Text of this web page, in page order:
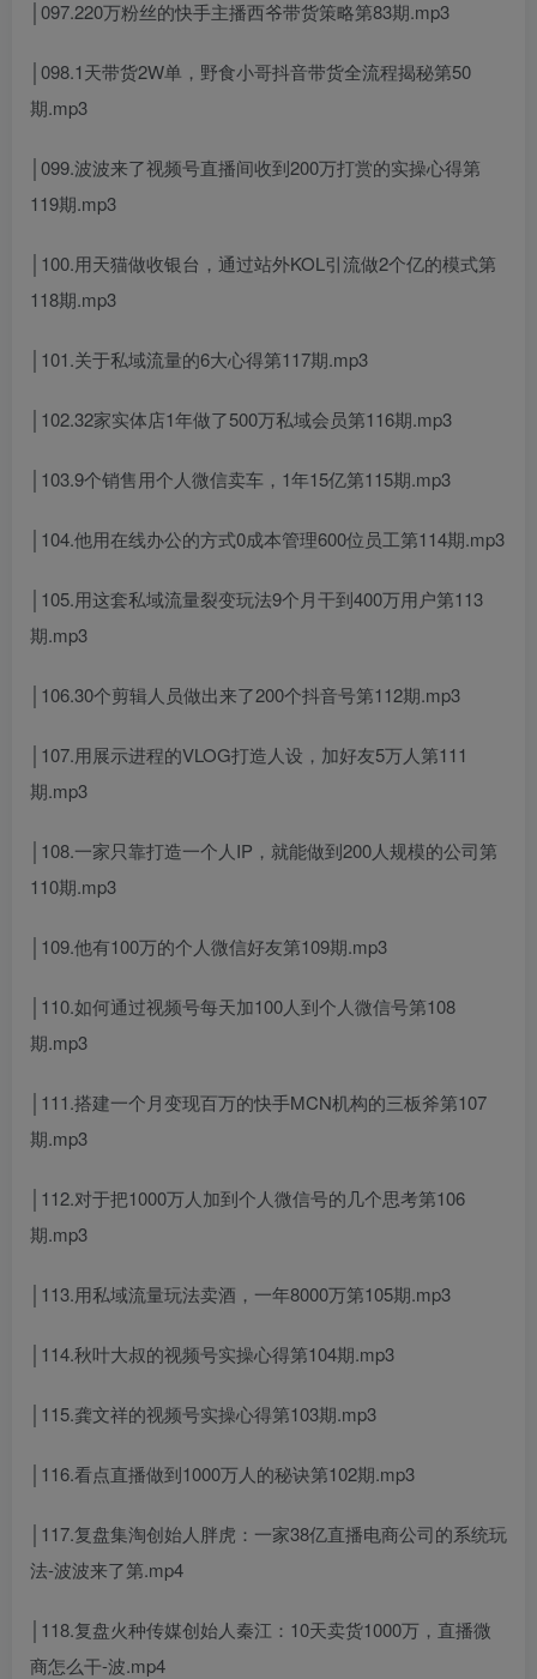
│097.220万粉丝的快手主播西爷带货策略第83期.mp3
│098.1天带货2W单，野食小哥抖音带货全流程揭秘第50
期.mp3
│099.波波来了视频号直播间收到200万打赏的实操心得第
119期.mp3
│100.用天猫做收银台，通过站外KOL引流做2个亿的模式第
118期.mp3
│101.关于私域流量的6大心得第117期.mp3
│102.32家实体店1年做了500万私域会员第116期.mp3
│103.9个销售用个人微信卖车，1年15亿第115期.mp3
│104.他用在线办公的方式0成本管理600位员工第114期.mp3
│105.用这套私域流量裂变玩法9个月干到400万用户第113
期.mp3
│106.30个剪辑人员做出来了200个抖音号第112期.mp3
│107.用展示进程的VLOG打造人设，加好友5万人第111
期.mp3
│108.一家只靠打造一个人IP，就能做到200人规模的公司第
110期.mp3
│109.他有100万的个人微信好友第109期.mp3
│110.如何通过视频号每天加100人到个人微信号第108
期.mp3
│111.搭建一个月变现百万的快手MCN机构的三板斧第107
期.mp3
│112.对于把1000万人加到个人微信号的几个思考第106
期.mp3
│113.用私域流量玩法卖酒，一年8000万第105期.mp3
│114.秋叶大叔的视频号实操心得第104期.mp3
│115.龚文祥的视频号实操心得第103期.mp3
│116.看点直播做到1000万人的秘诀第102期.mp3
│117.复盘集淘创始人胖虎：一家38亿直播电商公司的系统玩
法-波波来了第.mp4
│118.复盘火种传媒创始人秦江：10天卖货1000万，直播微
商怎么干-波.mp4